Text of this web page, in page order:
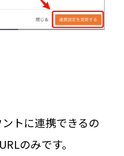
トに連携できるの
のみです。